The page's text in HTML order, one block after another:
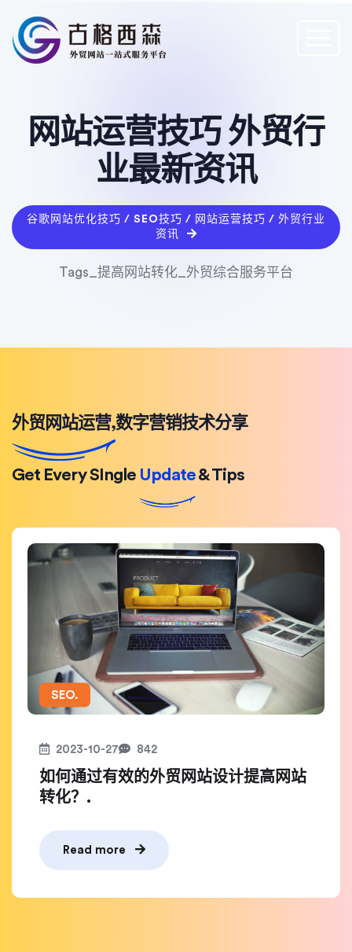
网站运营技巧 外贸行
业最新资讯
谷歌网站优化技巧 / SEO技巧 / 网站运营技巧 / 外贸行业
资讯
Tags_提高网站转化_外贸综合服务平台
外贸网站运营,数字营销技术分享
Get Every SIngle Update& Tips
SEO.
2023-10-27 842
如何通过有效的外贸网站设计提高网站
转化？.
Read more